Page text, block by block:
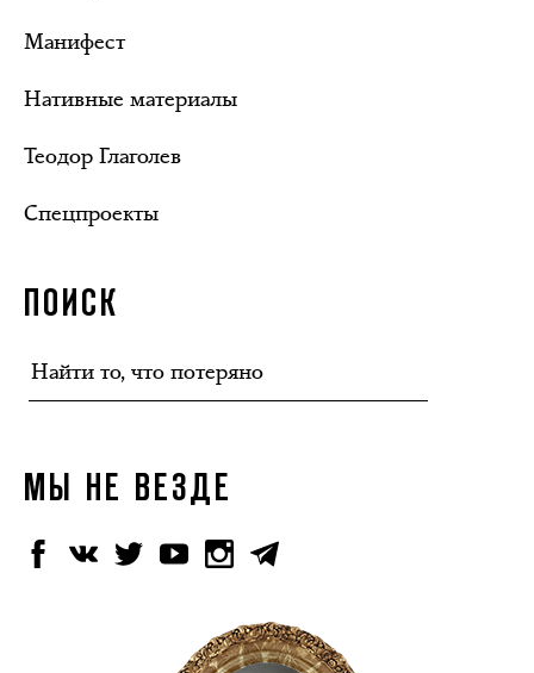
Манифест
Нативные материалы
Теодор Глаголев
Спецпроекты
ПОИСК
МЫ НЕ ВЕЗДЕ